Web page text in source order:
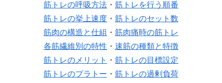
筋トレの呼吸方法 ・ 筋トレを行う順番
筋トレの挙上速度 ・ 筋トレのセット数
筋肉の構造と仕組 ・ 筋肉痛時の筋トレ
各筋繊維別の特性 ・ 速筋の種類と特徴
筋トレのメリット
・ 筋トレの目標設定
筋トレのプラトー ・ 筋トレの過剰負荷